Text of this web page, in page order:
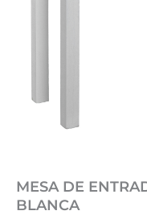
MESA DE
BLANCA